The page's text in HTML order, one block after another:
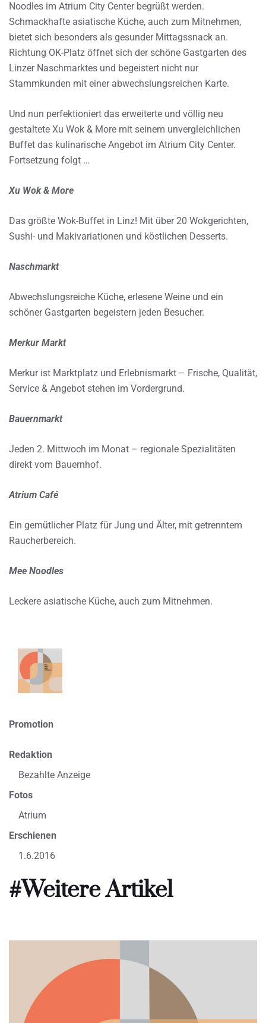
Noodles im Atrium City Center begrüßt werden.
Schmackhafte asiatische Küche, auch zum Mitnehmen,
bietet sich besonders als gesunder Mittagssnack an.
Richtung OK-Platz öffnet sich der schöne Gastgarten des
Linzer Naschmarktes und begeistert nicht nur
Stammkunden mit einer abwechslungsreichen Karte.
Und nun perfektioniert das erweiterte und völlig neu
gestaltete Xu Wok & More mit seinem unvergleichlichen
Buffet das kulinarische Angebot im Atrium City Center.
Fortsetzung folgt …
Xu Wok & More
Das größte Wok-Buffet in Linz! Mit über 20 Wokgerichten,
Sushi- und Makivariationen und köstlichen Desserts.
Naschmarkt
Abwechslungsreiche Küche, erlesene Weine und ein
schöner Gastgarten begeistern jeden Besucher.
Merkur Markt
Merkur ist Marktplatz und Erlebnismarkt – Frische, Qualität,
Service & Angebot stehen im Vordergrund.
Bauernmarkt
Jeden 2. Mittwoch im Monat – regionale Spezialitäten
direkt vom Bauernhof.
Atrium Café
Ein gemütlicher Platz für Jung und Älter, mit getrenntem
Raucherbereich.
Mee Noodles
Leckere asiatische Küche, auch zum Mitnehmen.
Promotion
Redaktion
Bezahlte Anzeige
Fotos
Atrium
Erschienen
1.6.2016
#Weitere Artikel